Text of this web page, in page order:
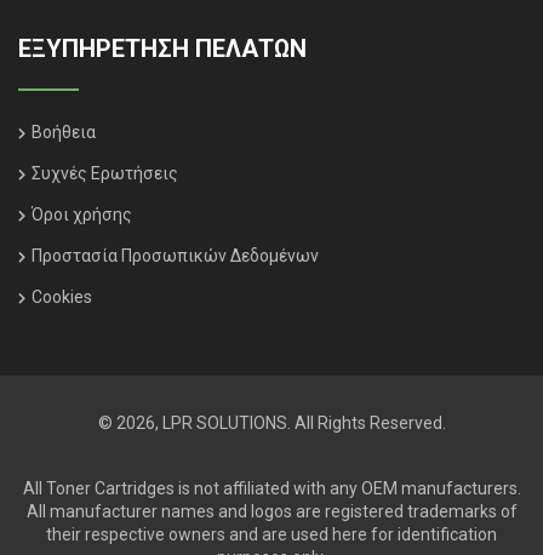
ΕΞΥΠΗΡΈΤΗΣΗ ΠΕΛΑΤΏΝ
Βοήθεια
Συχνές Ερωτήσεις
Όροι χρήσης
Προστασία Προσωπικών Δεδομένων
Cookies
© 2026, LPR SOLUTIONS. All Rights Reserved.
All Toner Cartridges is not affiliated with any OEM manufacturers.
All manufacturer names and logos are registered trademarks of
their respective owners and are used here for identification